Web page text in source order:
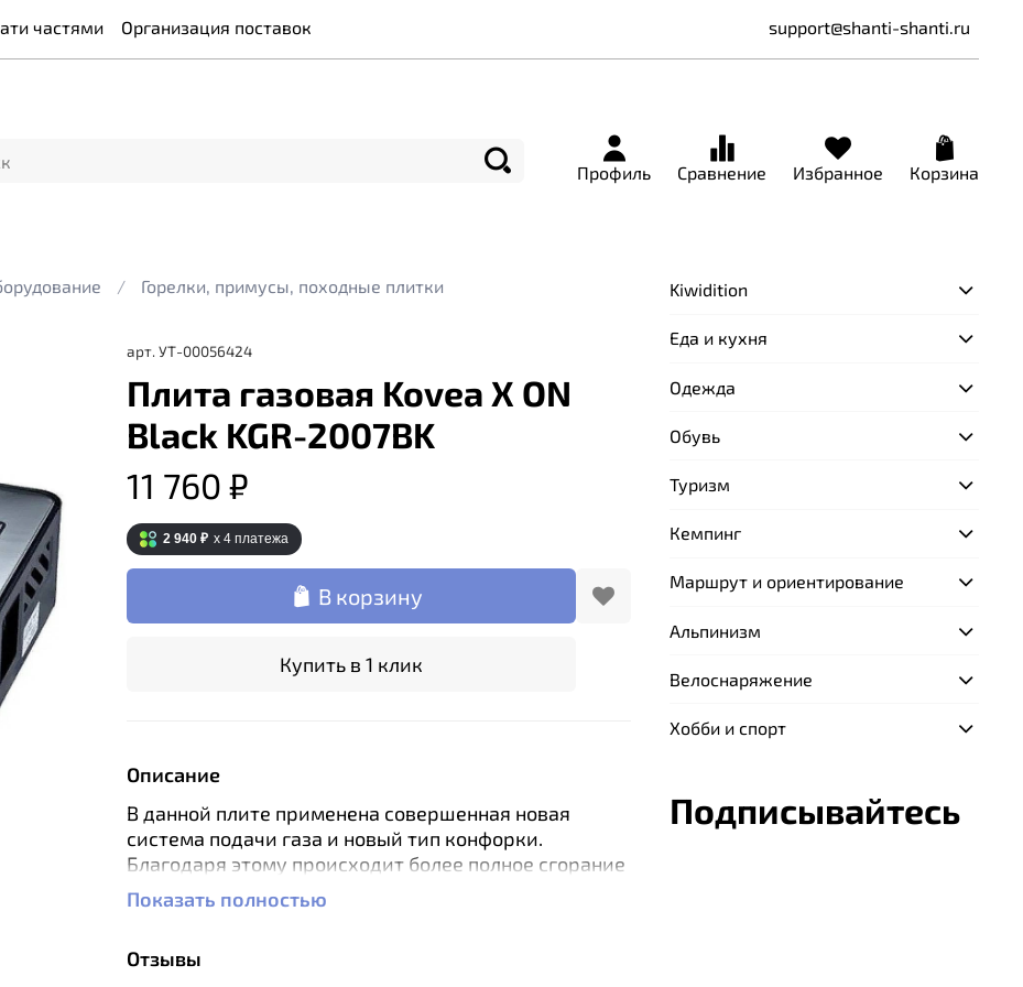
частями Организация поставок support@shanti-shanti.ru
Профиль Сравнение Избранное Корзина
Горелки, примусы, походные плитки
арт. УТ-00056424
Плита газовая Kovea X ON
Black KGR-2007BK
11 760 ₽
2 940 ₽ x 4 платежа
В корзину
Купить в 1 клик
Описание
В данной плите применена совершенная новая
система подачи газа и новый тип конфорки.
Благодаря этому происходит более полное сгорание
газа, меньше расход и более ровное и эффективное
пламя. Кроме этого, здесь выполнена новая система
простым нажатием, без поворота. Так же и
Показать полностью
Отзывы
Kiwidition
Еда и кухня
Одежда
Обувь
Туризм
Кемпинг
Маршрут и ориентирование
Альпинизм
Велоснаряжение
Хобби и спорт
Подписывайтесь